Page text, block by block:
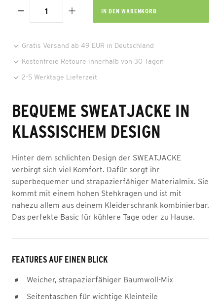
IN DEN WARENKORB
Gratis Versand ab 49 EUR in Deutschland
Kostenfreie Retoure innerhalb von 30 Tagen
2-5 Werktage Lieferzeit
BEQUEME SWEATJACKE IN
KLASSISCHEM DESIGN
Hinter dem schlichten Design der SWEATJACKE
verbirgt sich viel Komfort. Dafür sorgt ihr
superbequemer und strapazierfähiger Materialmix. Sie
kommt mit einem hohen Stehkragen und ist mit
nahezu allem aus deinem Kleiderschrank kombinierbar.
Das perfekte Basic für kühlere Tage oder zu Hause.
FEATURES AUF EINEN BLICK
Weicher, strapazierfähiger Baumwoll-Mix
Seitentaschen für wichtige Kleinteile